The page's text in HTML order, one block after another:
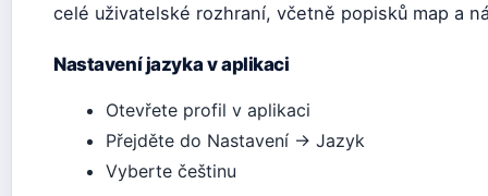
celé uživatelské rozhraní, včetně popisků map a
Nastavení jazyka v aplikaci
Otevřete profil v aplikaci
Přejděte do Nastavení → Jazyk
Vyberte češtinu